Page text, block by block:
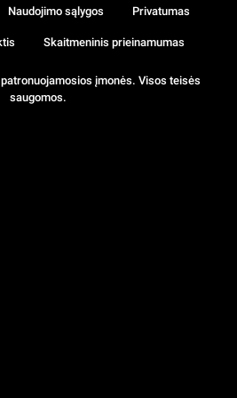
įmonės. Visos teisės
saugomos.
Naudojimo sąlygos Privatumas
Skaitmeninis prieinamumas